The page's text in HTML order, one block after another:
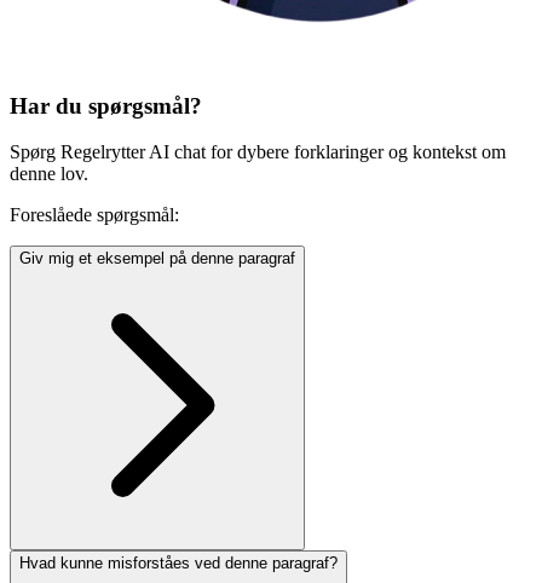
Har du spørgsmål?
Spørg Regelrytter AI chat for dybere forklaringer og kontekst om
denne lov.
Foreslåede spørgsmål:
Giv mig et eksempel på denne paragraf
Hvad kunne misforståes ved denne paragraf?